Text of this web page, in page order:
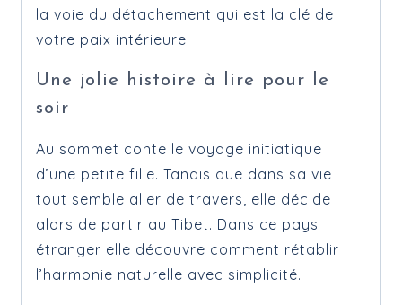
la voie du détachement qui est la clé de
votre paix intérieure.
Une jolie histoire à lire pour le
soir
Au sommet conte le voyage initiatique
d’une petite fille. Tandis que dans sa vie
tout semble aller de travers, elle décide
alors de partir au Tibet. Dans ce pays
étranger elle découvre comment rétablir
l’harmonie naturelle avec simplicité.